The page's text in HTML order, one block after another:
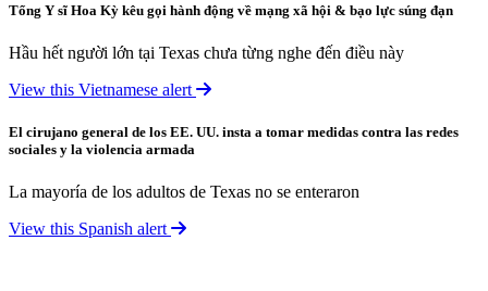
Tổng Y sĩ Hoa Kỳ kêu gọi hành động về mạng xã hội & bạo lực súng đạn
Hầu hết người lớn tại Texas chưa từng nghe đến điều này
View this Vietnamese alert
El cirujano general de los EE. UU. insta a tomar medidas contra las redes
sociales y la violencia armada
La mayoría de los adultos de Texas no se enteraron
View this Spanish alert